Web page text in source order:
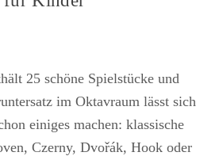
25 schöne Spielstücke und
im Oktavraum lässt sich
einiges machen: klassische
Czerny, Dvořák, Hook oder